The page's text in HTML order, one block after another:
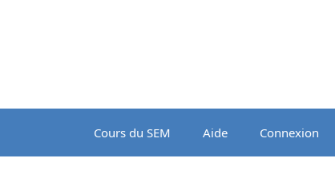
Cours du SEM Aide Connexion